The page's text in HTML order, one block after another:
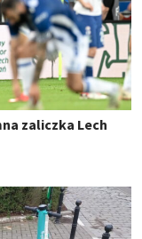
zaliczka Lech